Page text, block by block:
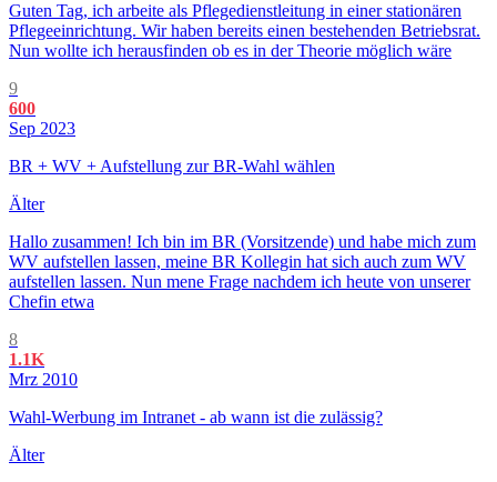
Guten Tag, ich arbeite als Pflegedienstleitung in einer stationären
Pflegeeinrichtung. Wir haben bereits einen bestehenden Betriebsrat.
Nun wollte ich herausfinden ob es in der Theorie möglich wäre
9
600
Sep 2023
BR + WV + Aufstellung zur BR-Wahl wählen
Älter
Hallo zusammen! Ich bin im BR (Vorsitzende) und habe mich zum
WV aufstellen lassen, meine BR Kollegin hat sich auch zum WV
aufstellen lassen. Nun mene Frage nachdem ich heute von unserer
Chefin etwa
8
1.1K
Mrz 2010
Wahl-Werbung im Intranet - ab wann ist die zulässig?
Älter